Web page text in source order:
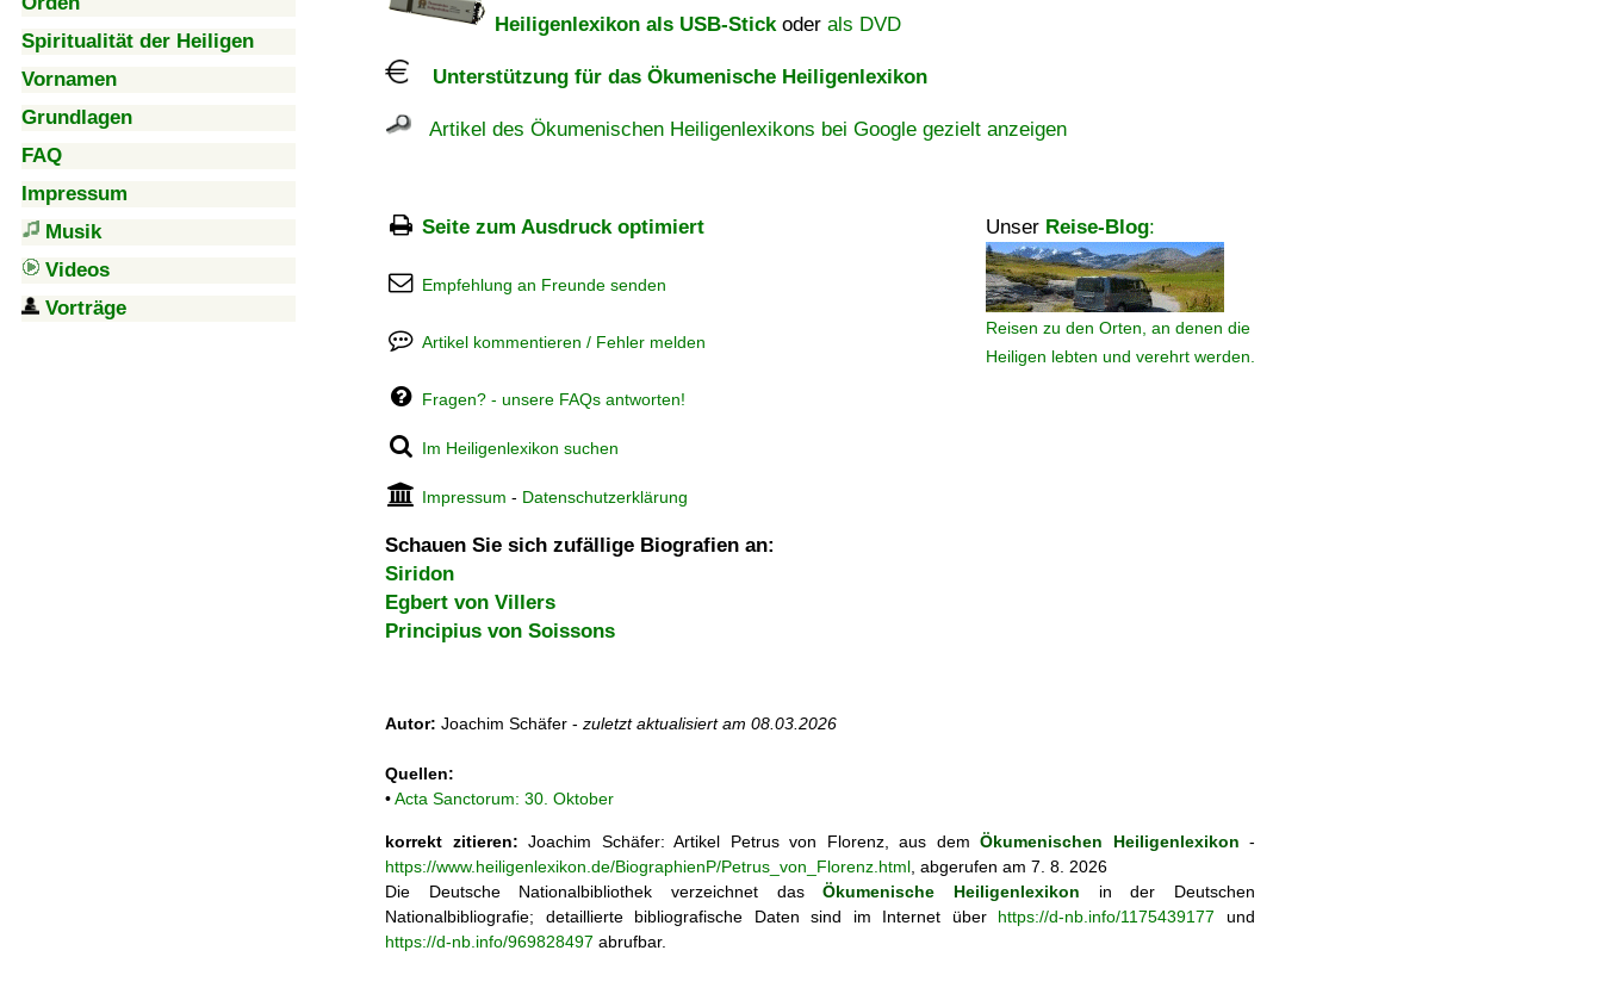
Spiritualität der Heiligen
Vornamen
Grundlagen
FAQ
Impressum
Musik
Videos
Vorträge
Heiligenlexikon als USB-Stickoder als DVD
Unterstützung für das Ökumenische Heiligenlexikon
Artikel des Ökumenischen Heiligenlexikons bei Google gezielt anzeigen
Seite zum Ausdruck optimiert Unser Reise-Blog:
Reisen zu den Orten, an denen die
Heiligen lebten und verehrt werden.
Empfehlung an Freunde senden
Artikel kommentieren / Fehler melden
Fragen? - unsere FAQs antworten!
Im Heiligenlexikon suchen
Impressum - Datenschutzerklärung
Schauen Sie sich zufällige Biografien an:
Siridon
Egbert von Villers
Principius von Soissons
Autor: Joachim Schäfer - zuletzt aktualisiert am 08.03.2026
Quellen:
•Acta Sanctorum: 30. Oktober
korrekt zitieren: Joachim Schäfer: Artikel Petrus von Florenz, aus dem Ökumenischen Heiligenlexikon -
https://www.heiligenlexikon.de/BiographienP/Petrus_von_Florenz.html , abgerufen am 7. 8. 2026
Die Deutsche Nationalbibliothek verzeichnet dasÖkumenische Heiligenlexikon in der Deutschen
Nationalbibliografie; detaillierte bibliografische Daten sind im Internet über https://d-nb.info/1175439177 und
https://d-nb.info/969828497 abrufbar.